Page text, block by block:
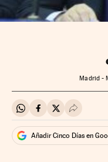
Madrid -
Compartir en
Compartir en
Compartir en
Añadir Cinco Días en